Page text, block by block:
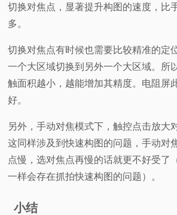
切换对焦点，显著提升构图的速度，比
多。
切换对焦点有时候也需要比较精准的定
一个大区域切换到另外一个大区域。所
触面积越小，越能增加其精度。电阻屏
好。
另外，手动对焦模式下，触控点击放大
这同样涉及到快速构图的问题，手动对
点慢，选对焦点再慢的话就更不好受了
一样会存在抓拍快速构图的问题）。
小结